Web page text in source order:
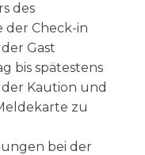
des
der Check-in
Gast
bis spätestens
Kaution und
zu
bei der